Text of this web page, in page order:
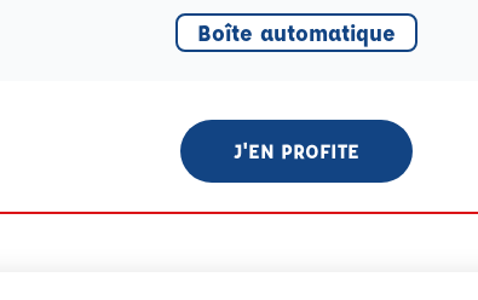
Tooltip eval mention
Boîte automatique
J'EN PROFITE